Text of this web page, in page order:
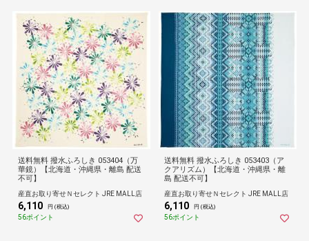
送料無料 撥水ふろしき 053404（万
華鏡）【北海道・沖縄県・離島 配送
不可】
産直お取り寄せＮセレクト JRE MALL店
6,110 円 (税込)
56ポイント
送料無料 撥水ふろしき 053403（ア
クアリズム）【北海道・沖縄県・離
島 配送不可】
産直お取り寄せＮセレクト JRE MALL店
6,110 円 (税込)
56ポイント